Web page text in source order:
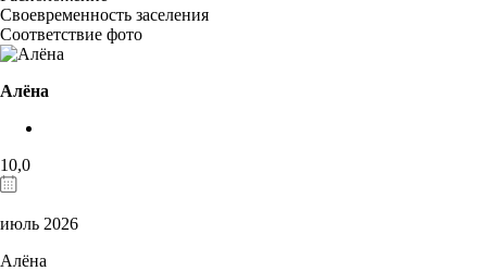
Своевременность заселения
Соответствие фото
Алёна
10,0
июль 2026
Алёна